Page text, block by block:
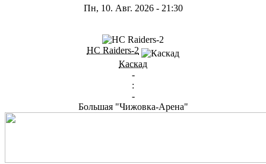
Пн, 10. Авг. 2026- 21:30
HC Raiders-2
Каскад
-
:
-
Большая "Чижовка-Арена"